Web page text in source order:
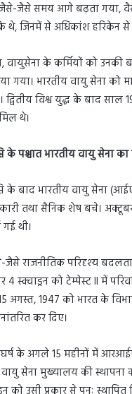
जैसे समय आगे बढ़ता गया,
थे, जिनमें से अधिकांश हरिकेन
वायुसेना के कर्मियों को
गया। भारतीय वायु सेना को
द्वितीय विश्व युद्ध के बाद
थे।
के पश्चात भारतीय वायु सेना
के बाद भारतीय वायु
तथा सैनिक शेष बचे।
थी।
राजनीतिक परिदृश्य बदलता
4 स्क्वाड्रन को टेम्पेस्ट II में
अगस्त, 1947 को भारत के
कर दिए।
के अगले 15 महीनों में
सेना मुख्यालय की स्थापना